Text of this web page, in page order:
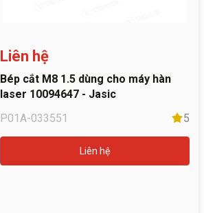
Liên hệ
Bép cắt M8 1.5 dùng cho máy hàn
laser 10094647 - Jasic
P01A-033551
5
Liên hệ